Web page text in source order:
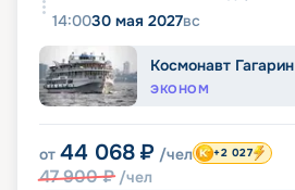
14:0030 мая 2027вс
Космонавт Гагарин
ЭКОНОМ
от 44 068 ₽ /чел
47 900₽ /чел
+2 027